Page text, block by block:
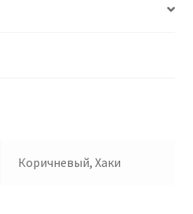
Коричневый, Хаки